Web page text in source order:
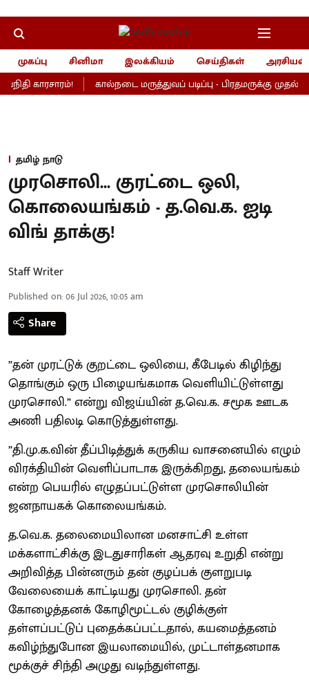
முகப்பு சினிமா இலக்கியம் செய்திகள்
அரசியல்
காரசாரம்!
கால்நடை மருத்துவப் படிப்பு - பிரதமருக்கு
தமிழ் நாடு
முரசொலி... குரட்டை ஒலி,
கொலையங்கம் - த.வெ.க. ஐடி
விங் தாக்கு!
Staff Writer
Published on:06 Jul 2026, 10:05 am
Share
”தன் முரட்டுக் குறட்டை ஒலியை, கீபேடில் கிழிந்து
தொங்கும் ஒரு பிழையங்கமாக வெளியிட்டுள்ளது
முரசொலி.” என்று விஜய்யின் த.வெ.க. சமூக ஊடக
அணி பதிலடி கொடுத்துள்ளது.
”தி.மு.க.வின் தீப்பிடித்துக் கருகிய வாசனையில் எழும்
விரக்தியின் வெளிப்பாடாக இருக்கிறது, தலையங்கம்
என்ற பெயரில் எழுதப்பட்டுள்ள முரசொலியின்
ஜனநாயகக் கொலையங்கம்.
த.வெ.க. தலைமையிலான மனசாட்சி உள்ள
மக்களாட்சிக்கு இடதுசாரிகள் ஆதரவு உறுதி என்று
அறிவித்த பின்னரும் தன் குழப்பக் குளறுபடி
வேலையைக் காட்டியது முரசொலி. தன்
கோழைத்தனக் கோழிமூட்டல் குழிக்குள்
தள்ளப்பட்டுப் புதைக்கப்பட்டதால், கயமைத்தனம்
கவிழ்ந்துபோன இயலாமையில், முட்டாள்தனமாக
மூக்குச் சிந்தி அழுது வடிந்துள்ளது.